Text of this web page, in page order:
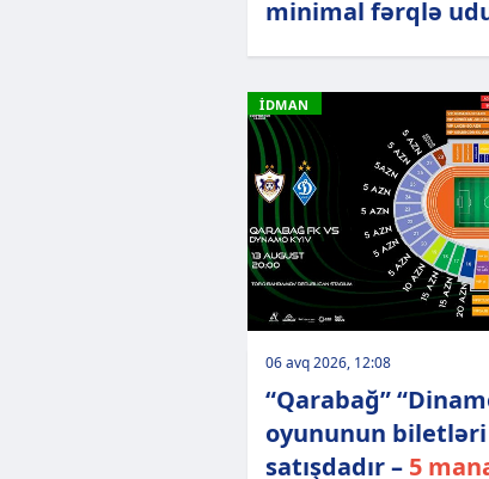
minimal fərqlə
İDMAN
06 avq 2026, 12:08
“Qarabağ”
oyununun biletləri
satışdadır – 5